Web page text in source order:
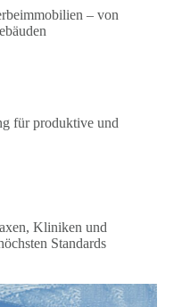
– von
für produktive und
Kliniken und
Standards